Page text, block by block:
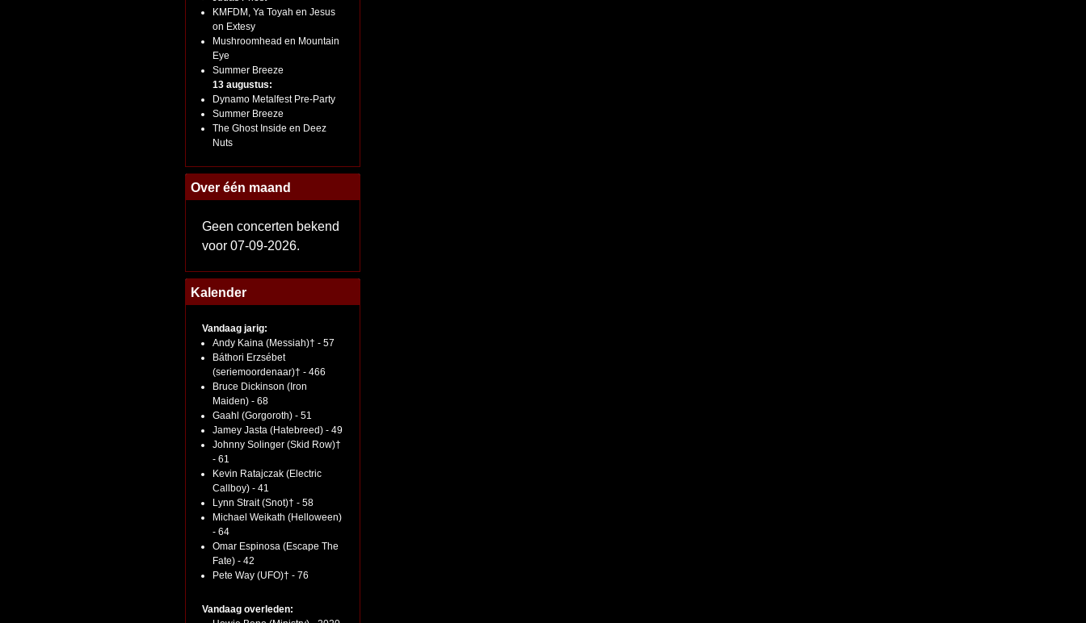
KMFDM, Ya Toyah en Jesus
on Extesy
Mushroomhead en Mountain
Eye
Summer Breeze
13 augustus:
Dynamo Metalfest Pre-Party
Summer Breeze
The Ghost Inside en Deez
Nuts
Over één maand
Geen concerten bekend
voor 07-09-2026.
Kalender
Vandaag jarig:
Andy Kaina (Messiah)† - 57
Báthori Erzsébet
(seriemoordenaar)† - 466
Bruce Dickinson (Iron
Maiden) - 68
Gaahl (Gorgoroth) - 51
Jamey Jasta (Hatebreed) - 49
Johnny Solinger (Skid Row)†
- 61
Kevin Ratajczak (Electric
Callboy) - 41
Lynn Strait (Snot)† - 58
Michael Weikath (Helloween)
- 64
Omar Espinosa (Escape The
Fate) - 42
Pete Way (UFO)† - 76
Vandaag overleden: